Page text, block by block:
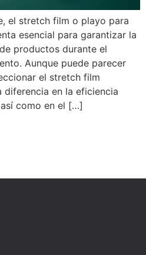
el stretch film o playo para
esencial para garantizar la
productos durante el
Aunque puede parecer
el stretch film
en la eficiencia
como en el […]